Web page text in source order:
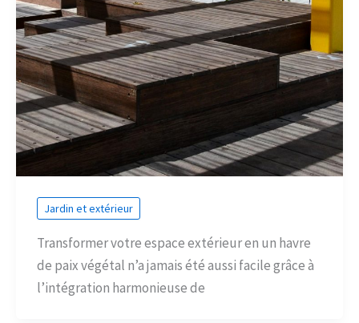
Jardin et extérieur
Transformer votre espace extérieur en un havre
de paix végétal n’a jamais été aussi facile grâce à
l’intégration harmonieuse de